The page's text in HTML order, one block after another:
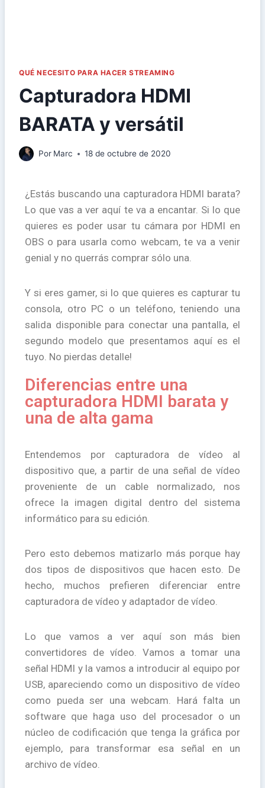
QUÉ NECESITO PARA HACER STREAMING
Capturadora HDMI
BARATA y versátil
Por Marc 18 de octubre de 2020
¿Estás buscando una capturadora HDMI barata?
Lo que vas a ver aquí te va a encantar. Si lo que
quieres es poder usar tu cámara por HDMI en
OBS o para usarla como webcam, te va a venir
genial y no querrás comprar sólo una.
Y si eres gamer, si lo que quieres es capturar tu
consola, otro PC o un teléfono, teniendo una
salida disponible para conectar una pantalla, el
segundo modelo que presentamos aquí es el
tuyo. No pierdas detalle!
Diferencias entre una
capturadora HDMI barata y
una de alta gama
Entendemos por capturadora de vídeo al
dispositivo que, a partir de una señal de vídeo
proveniente de un cable normalizado, nos
ofrece la imagen digital dentro del sistema
informático para su edición.
Pero esto debemos matizarlo más porque hay
dos tipos de dispositivos que hacen esto. De
hecho, muchos prefieren diferenciar entre
capturadora de vídeo y adaptador de vídeo.
Lo que vamos a ver aquí son más bien
convertidores de vídeo. Vamos a tomar una
señal HDMI y la vamos a introducir al equipo por
USB, apareciendo como un dispositivo de vídeo
como pueda ser una webcam. Hará falta un
software que haga uso del procesador o un
núcleo de codificación que tenga la gráfica por
ejemplo, para transformar esa señal en un
archivo de vídeo.